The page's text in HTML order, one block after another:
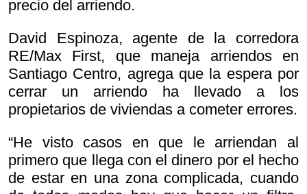
precio del arriendo.
David Espinoza, agente de la corredora
RE/Max First, que maneja arriendos en
Santiago Centro, agrega que la espera por
cerrar un arriendo ha llevado a los
propietarios de viviendas a cometer errores.
“He visto casos en que le arriendan al
primero que llega con el dinero por el hecho
de estar en una zona complicada, cuando